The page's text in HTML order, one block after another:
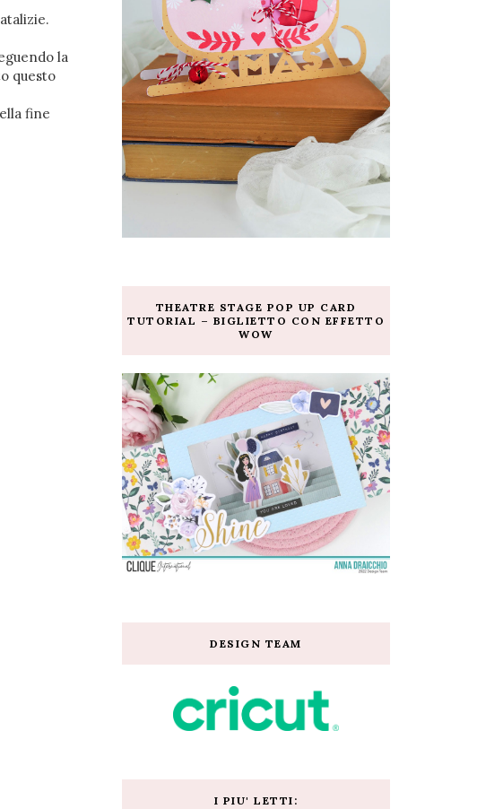
la
questo
fine
THEATRE STAGE POP UP CARD
TUTORIAL – BIGLIETTO CON EFFETTO
WOW
DESIGN TEAM
I PIU' LETTI: